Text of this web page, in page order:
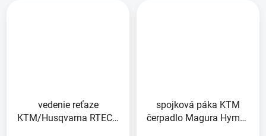
vedenie reťaze
KTM/Husqvarna RTECH
spojková páka KTM
čerpadlo Magura Hymec